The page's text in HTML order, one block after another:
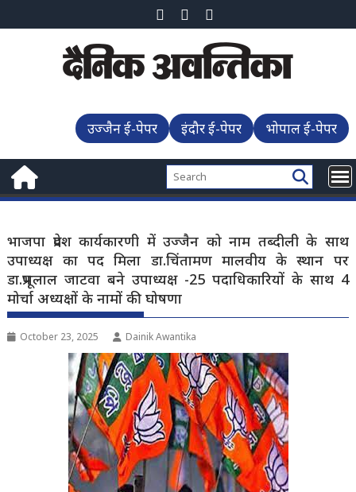
to
उज्जैन ई-पेपर इंदौर ई-पेपर भोपाल ई-पेपर
भाजपा प्रदेश कार्यकारणी में उज्जैन को नाम तब्दीली के साथ
उपाध्यक्ष का पद मिला डा.चिंतामण मालवीय के स्थान पर
डा.प्रभूलाल जाटवा बने उपाध्यक्ष -25 पदाधिकारियों के साथ 4
मोर्चा अध्यक्षों के नामों की घोषणा
October 23, 2025 Dainik Awantika